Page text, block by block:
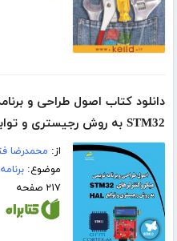
دانلود کتاب اصول طراحی و
STM32 به روش رجیستری و توابع HAL
از: محمدرضا
موضوع:
۲۱۷ صفحه